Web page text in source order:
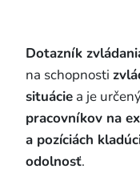
Dotazník
na schopnosti
situácie a je
pracovníkov na
a pozíciách
odolnosť.